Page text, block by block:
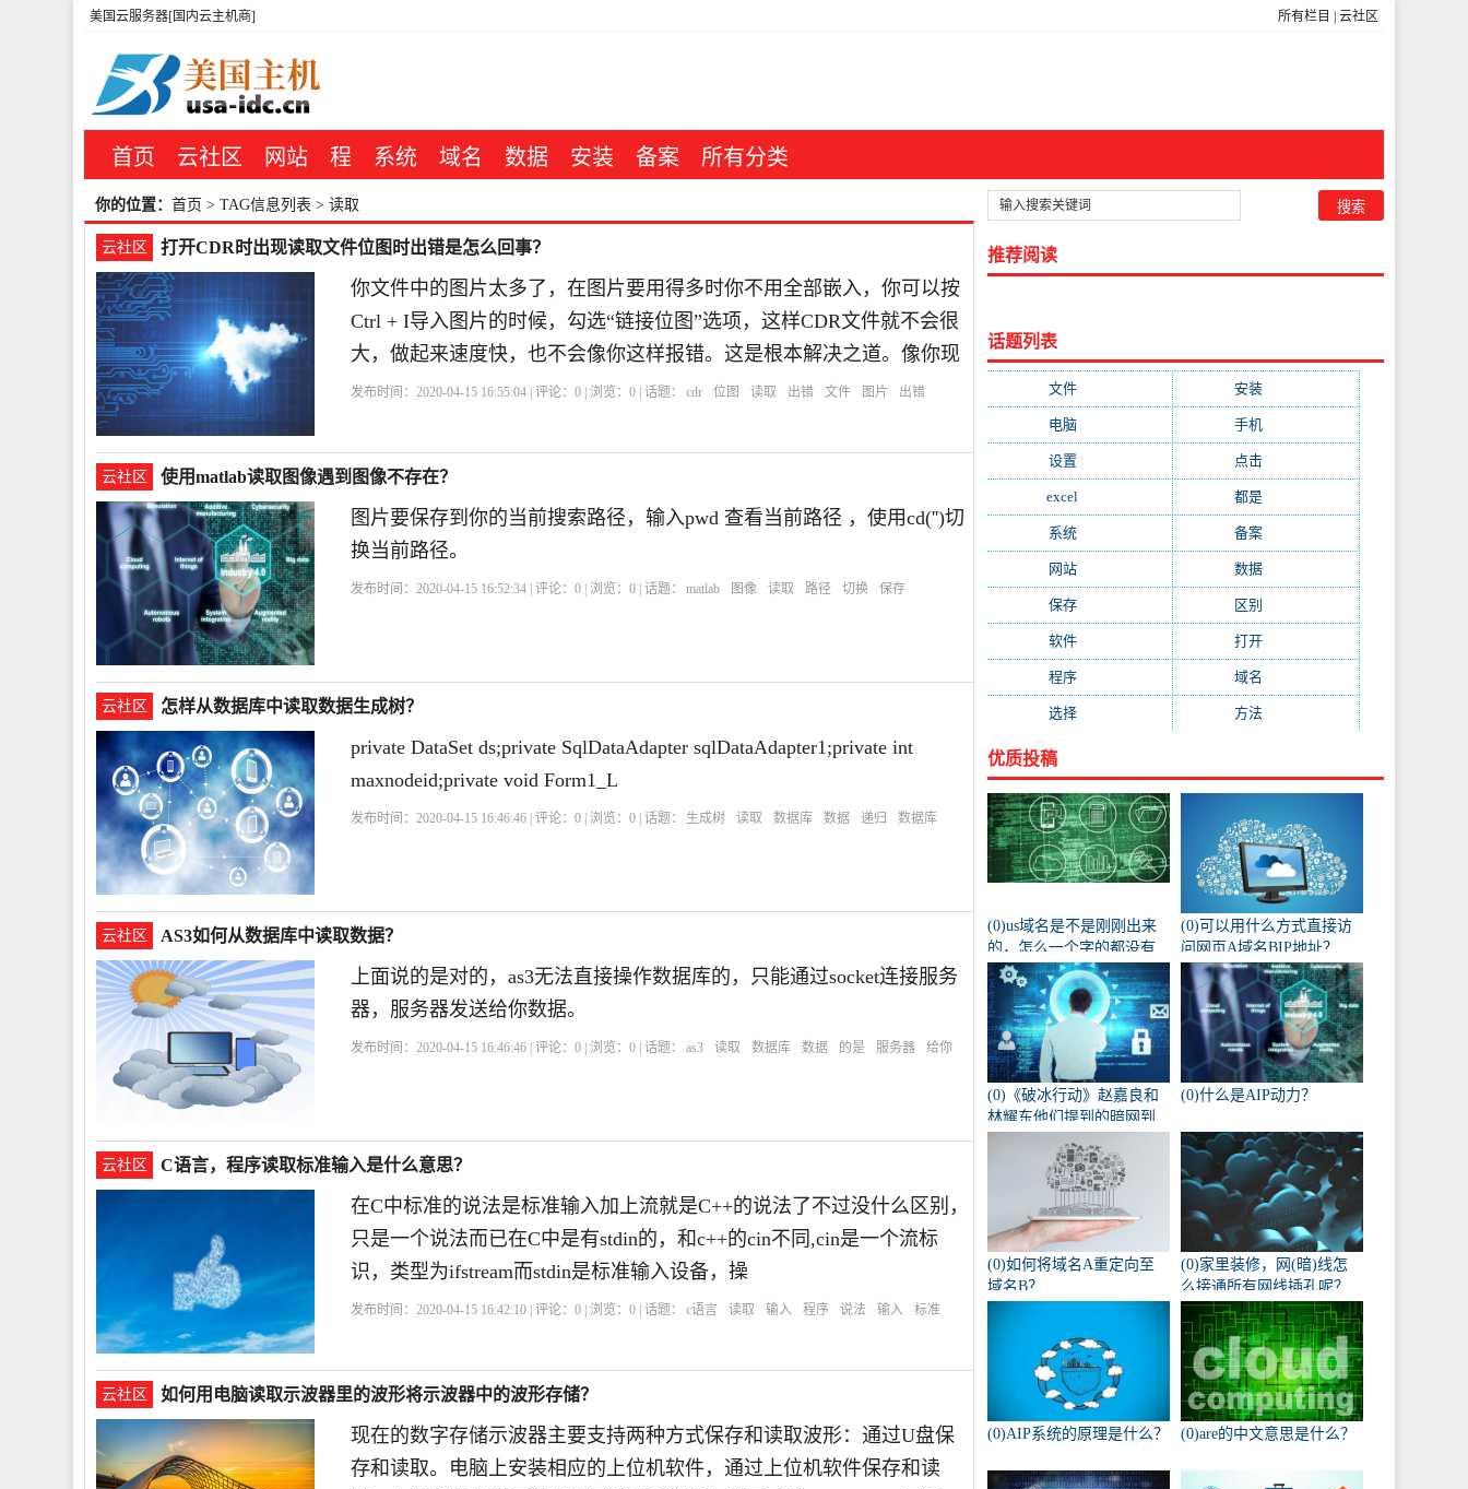
所有栏目 云社区
美国云服务器[国内云主机商]
首页 云社区 网站 程 系统 域名 数据 安装 备案 所有分类
你的位置： 首页 > TAG信息列表 > 读取
云社区 打开CDR时出现读取文件位图时出错是怎么回事？
你文件中的图片太多了，在图片要用得多时你不用全部嵌入，你可以按
Ctrl + I导入图片的时候，勾选“链接位图”选项，这样CDR文件就不会很
大，做起来速度快，也不会像你这样报错。这是根本解决之道。像你现
发布时间：2020-04-15 16:55:04 | 评论：0 | 浏览：0 | 话题： cdr 位图 读取 出错 文件 图片 出错
云社区 使用matlab读取图像遇到图像不存在？
图片要保存到你的当前搜索路径，输入pwd 查看当前路径 ，使用cd('')切
换当前路径。
发布时间：2020-04-15 16:52:34 | 评论：0 | 浏览：0 | 话题： matlab 图像 读取 路径 切换 保存
云社区 怎样从数据库中读取数据生成树？
private DataSet ds;private SqlDataAdapter sqlDataAdapter1;private int
maxnodeid;private void Form1_L
发布时间：2020-04-15 16:46:46 | 评论：0 | 浏览：0 | 话题： 生成树 读取 数据库 数据 递归
数据库
云社区 AS3如何从数据库中读取数据？
上面说的是对的，as3无法直接操作数据库的，只能通过socket连接服务
器，服务器发送给你数据。
发布时间：2020-04-15 16:46:46 | 评论：0 | 浏览：0 | 话题： as3 读取 数据库 数据 的是 服务器 给你
云社区 C语言，程序读取标准输入是什么意思？
在C中标准的说法是标准输入加上流就是C++的说法了不过没什么区别，
只是一个说法而已在C中是有stdin的，和c++的cin不同,cin是一个流标
识，类型为ifstream而stdin是标准输入设备，操
发布时间：2020-04-15 16:42:10 | 评论：0 | 浏览：0 | 话题： c语言 读取 输入 程序 说法 输入 标准
云社区 如何用电脑读取示波器里的波形将示波器中的波形存储？
现在的数字存储示波器主要支持两种方式保存和读取波形：通过U盘保
存和读取。电脑上安装相应的上位机软件，通过上位机软件保存和读
推荐阅读
话题列表
文件(755) 安装
电脑(688) 手机
设置 点击
excel 都是
系统(495) 备案
网站(461) 数据
保存(438) 区别
软件(419) 打开
程序(387) 域名
选择(333) 方法
优质投稿
(0)us域名是不是刚刚出来
的，怎么一个字的都没有
人注册阿？
(0)可以用什么方式直接访
问网页A域名BIP地址？
(0)《破冰行动》赵嘉良和
林耀东他们提到的暗网到
(0)什么是AIP动力？
(0)如何将域名A重定向至
域名B？
(0)家里装修，网(暗)线怎
么接通所有网线插孔呢？
(0)AIP系统的原理是什么？ (0)are的中文意思是什么？